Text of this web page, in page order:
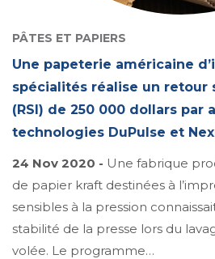
PÂTES ET PAPIERS
Une papeterie américaine
spécialités réalise un retour
(RSI) de 250 000 dollars par
technologies DuPulse et
24 Nov 2020 - Une fabrique
de papier kraft destinées à
sensibles à la pression
stabilité de la presse lors du
volée. Le programme…